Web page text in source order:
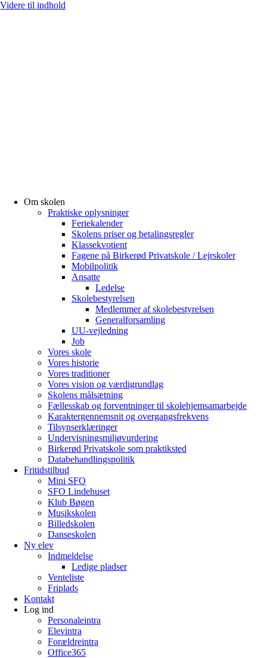
Videre til indhold
Om skolen
Praktiske oplysninger
Feriekalender
Skolens priser og betalingsregler
Klassekvotient
Fagene på Birkerød Privatskole / Lejrskoler
Mobilpolitik
Ansatte
Ledelse
Skolebestyrelsen
Medlemmer af skolebestyrelsen
Generalforsamling
UU-vejledning
Job
Vores skole
Vores historie
Vores traditioner
Vores vision og værdigrundlag
Skolens målsætning
Fællesskab og forventninger til skolehjemsamarbejde
Karaktergennemsnit og overgangsfrekvens
Tilsynserklæringer
Undervisningsmiljøvurdering
Birkerød Privatskole som praktiksted
Databehandlingspolitik
Fritidstilbud
Mini SFO
SFO Lindehuset
Klub Bøgen
Musikskolen
Billedskolen
Danseskolen
Ny elev
Indmeldelse
Ledige pladser
Venteliste
Friplads
Kontakt
Log ind
Personaleintra
Elevintra
Forældreintra
Office365